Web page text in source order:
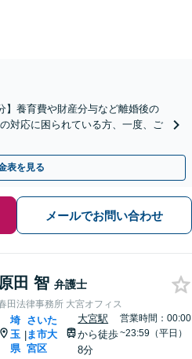
】養育費や財産分与など離婚後の
対応に困られている方、一度、ご
表を見る
メールでお問い合わせ
原田 智 弁護士
田法律事務所 大宮オフィス
埼
玉
県
|
さいた
ま市大
宮区
大宮駅
から徒歩
8分
営業時間：00:00
~23:59（平日）